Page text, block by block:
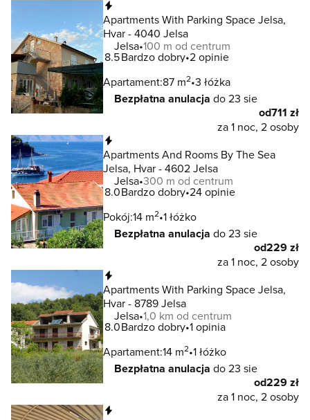
Apartments With Parking Space Jelsa,
Hvar - 4040 Jelsa
Jelsa 100 m od centrum
8.5Bardzo dobry 2 opinie
Apartament:87 m2 3 łóżka
Bezpłatna anulacja do 23 sie
od711 zł
za 1 noc, 2 osoby
Apartments And Rooms By The Sea
Jelsa, Hvar - 4602 Jelsa
Jelsa 300 m od centrum
8.0Bardzo dobry 24 opinie
Pokój:14 m2 1 łóżko
Bezpłatna anulacja do 23 sie
od229 zł
za 1 noc, 2 osoby
Apartments With Parking Space Jelsa,
Hvar - 8789 Jelsa
Jelsa 1,0 km od centrum
8.0Bardzo dobry 1 opinia
Apartament:14 m2 1 łóżko
Bezpłatna anulacja do 23 sie
od229 zł
za 1 noc, 2 osoby